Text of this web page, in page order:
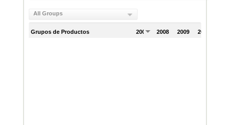
All Groups
Grupos de Productos 2007 2008 2009 2010